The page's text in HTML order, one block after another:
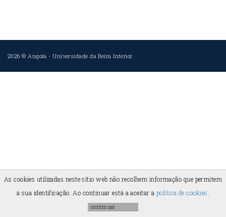
As cookies utilizadas neste sítio web não recolhem informação que permitem
a sua identificação. Ao continuar está a aceitar a política de cookies
2026 ©Angola -Universidade da Beira Interior